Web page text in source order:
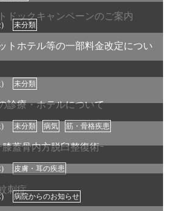
ドックキャンペーンのご案内
) 未分類
トホテル等の一部料金改定につい
) 未分類
診療・ホテルについて
) 未分類 病気 筋・骨格疾患
膝蓋骨内方脱臼整復術ｰ
) 皮膚・耳の疾患
刺症
) 病院からのお知らせ